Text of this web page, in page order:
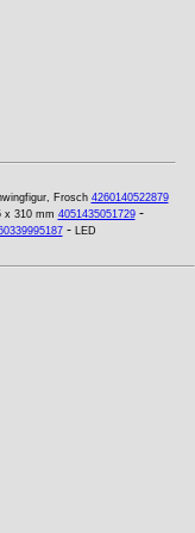
Frosch 4260140522879
x 310 mm 4051435051729-
- LED